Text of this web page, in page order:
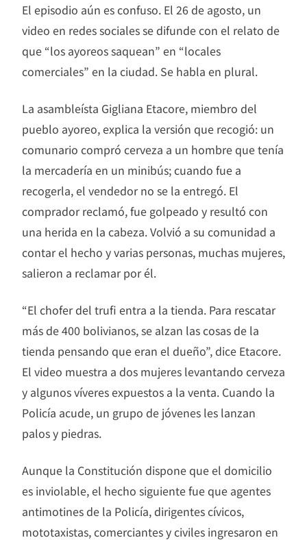
El episodio aún es confuso. El 26 de agosto, un
video en redes sociales se difunde con el relato de
que “los ayoreos saquean” en “locales
comerciales” en la ciudad. Se habla en plural.
La asambleísta Gigliana Etacore, miembro del
pueblo ayoreo, explica la versión que recogió: un
comunario compró cerveza a un hombre que tenía
la mercadería en un minibús; cuando fue a
recogerla, el vendedor no se la entregó. El
comprador reclamó, fue golpeado y resultó con
una herida en la cabeza. Volvió a su comunidad a
contar el hecho y varias personas, muchas mujeres,
salieron a reclamar por él.
“El chofer del trufi entra a la tienda. Para rescatar
más de 400 bolivianos, se alzan las cosas de la
tienda pensando que eran el dueño”, dice Etacore.
El video muestra a dos mujeres levantando cerveza
y algunos víveres expuestos a la venta. Cuando la
Policía acude, un grupo de jóvenes les lanzan
palos y piedras.
Aunque la Constitución dispone que el domicilio
es inviolable, el hecho siguiente fue que agentes
antimotines de la Policía, dirigentes cívicos,
mototaxistas, comerciantes y civiles ingresaron en